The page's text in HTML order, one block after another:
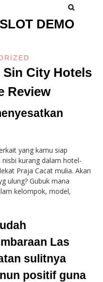
DEMO
Sin City Hotels
Review
yang kamu siap
kurang dalam hotel-
Praja Cacat mulia. Akan
ulung? Gubuk mana
kelompok, model,
Las
sulitnya
positif guna